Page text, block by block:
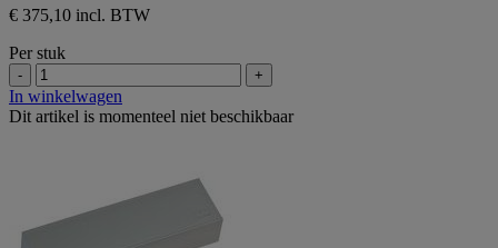
€ 375,10 incl. BTW
Per stuk
- +
In winkelwagen
Dit artikel is momenteel niet beschikbaar